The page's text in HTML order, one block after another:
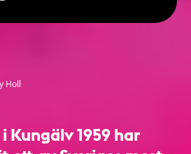
Holl
Kungälv 1959 har